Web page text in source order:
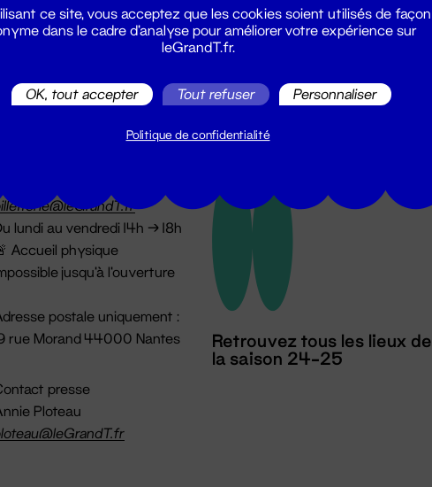
les actualités du Grand T :
lundi au vendredi 14h → 18h
Accueil physique
jusqu'à l'ouverture
postale uniquement :
rue Morand 44000 Nantes
presse
Ploteau
Retrouvez tous les lieux de
la saison 24-25
ce site, vous acceptez que les cookies soient utilisés de façon
dans le cadre d'analyse pour améliorer votre expérience sur
leGrandT.fr.
OK, tout accepter Tout refuser Personnaliser
Politique de confidentialité